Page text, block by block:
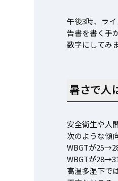
午後3時、ラ
告書を書く手
数字にしてみ
暑さで人
安全衛生や人
次のような傾
WBGTが
WBGTが
高温多湿下で